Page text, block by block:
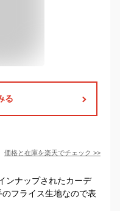
る
価格と在庫を楽天でチェック >>
ンナップされたカーデ
フライス生地なので表